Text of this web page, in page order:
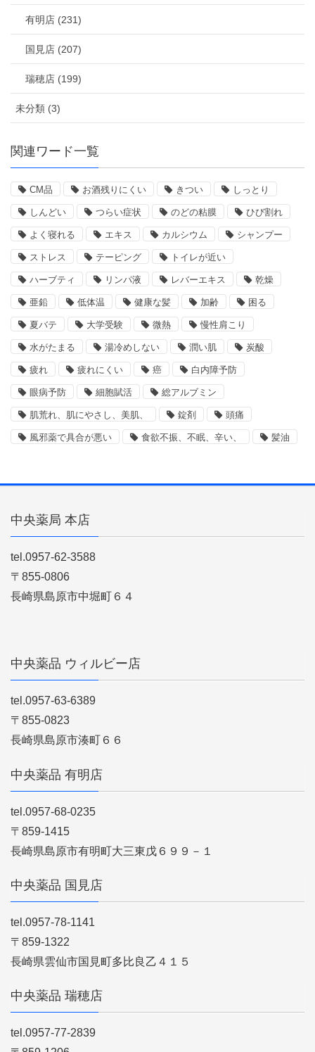
有明店 (231)
国見店 (207)
瑞穂店 (199)
未分類 (3)
関連ワード一覧
CM品 お酒残りにくい きつい しっとり
しんどい つらい症状 のどの粘膜 ひび割れ
よく寝れる エキス カルシウム シャンプー
ストレス テーピング トイレが近い
ハーブティ リンパ液 レバーエキス 乾燥
亜鉛 低体温 健康な髪 加齢 困る
夏バテ 大学受験 微熱 慢性肩こり
水がたまる 湯冷めしない 潤い肌 炭酸
疲れ 疲れにくい 癌 白内障予防
眼病予防 細胞賦活 総アルブミン
肌荒れ、肌にやさし、美肌、 錠剤 頭痛
風邪薬で具合が悪い 食欲不振、不眠、辛い、 髪油
中央薬局 本店
tel.0957-62-3588
〒855-0806
長崎県島原市中堀町６４
中央薬品 ウィルビー店
tel.0957-63-6389
〒855-0823
長崎県島原市湊町６６
中央薬品 有明店
tel.0957-68-0235
〒859-1415
長崎県島原市有明町大三東戊６９９－１
中央薬品 国見店
tel.0957-78-1141
〒859-1322
長崎県雲仙市国見町多比良乙４１５
中央薬品 瑞穂店
tel.0957-77-2839